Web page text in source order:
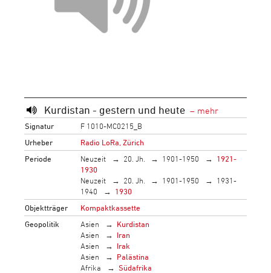
Kurdistan - gestern und heute
Signatur
F 1010-MC0215_B
Urheber
Radio LoRa, Zürich
Periode
Neuzeit 20. Jh. 1901-1950
1921-
1930
Neuzeit
20. Jh. 1901-1950
1931-
1940
1930
Objektträger
Kompaktkassette
Geopolitik
Asien
Kurdistan
Asien
Iran
Asien
Irak
Asien
Palästina
Afrika
Südafrika